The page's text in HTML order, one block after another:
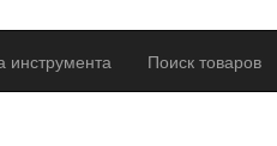
инструмента Поиск товаров